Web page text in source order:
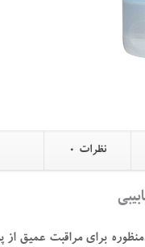
نظرات 0
برای مراقبت عمیق